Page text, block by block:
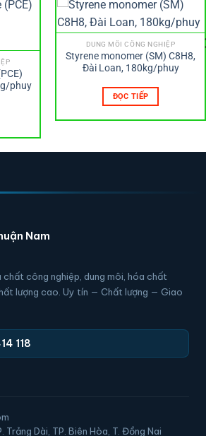
phuy
DUNG MÔI CÔNG NGHIỆP
Styrene monomer (SM) C8H8,
Đài Loan, 180kg/phuy
ĐỌC TIẾP
Nam
chất công nghiệp, dung môi, hóa chất
lượng cao. Uy tín — Chất lượng — Giao
118
Trảng Dài, TP. Biên Hòa, T. Đồng Nai